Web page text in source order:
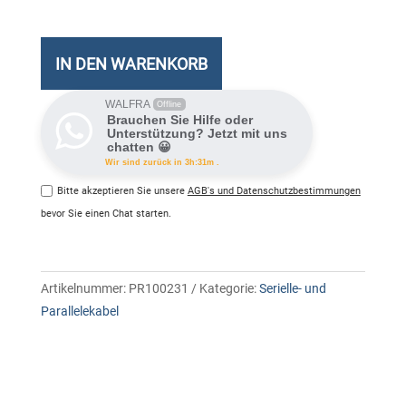
IN DEN WARENKORB
WALFRA Offline
Brauchen Sie Hilfe oder
Unterstützung? Jetzt mit uns
chatten 😀
Wir sind zurück in 3h:31m .
Bitte akzeptieren Sie unsere AGB's und Datenschutzbestimmungen
bevor Sie einen Chat starten.
Artikelnummer: PR100231 Kategorie:Serielle- und
Parallelekabel